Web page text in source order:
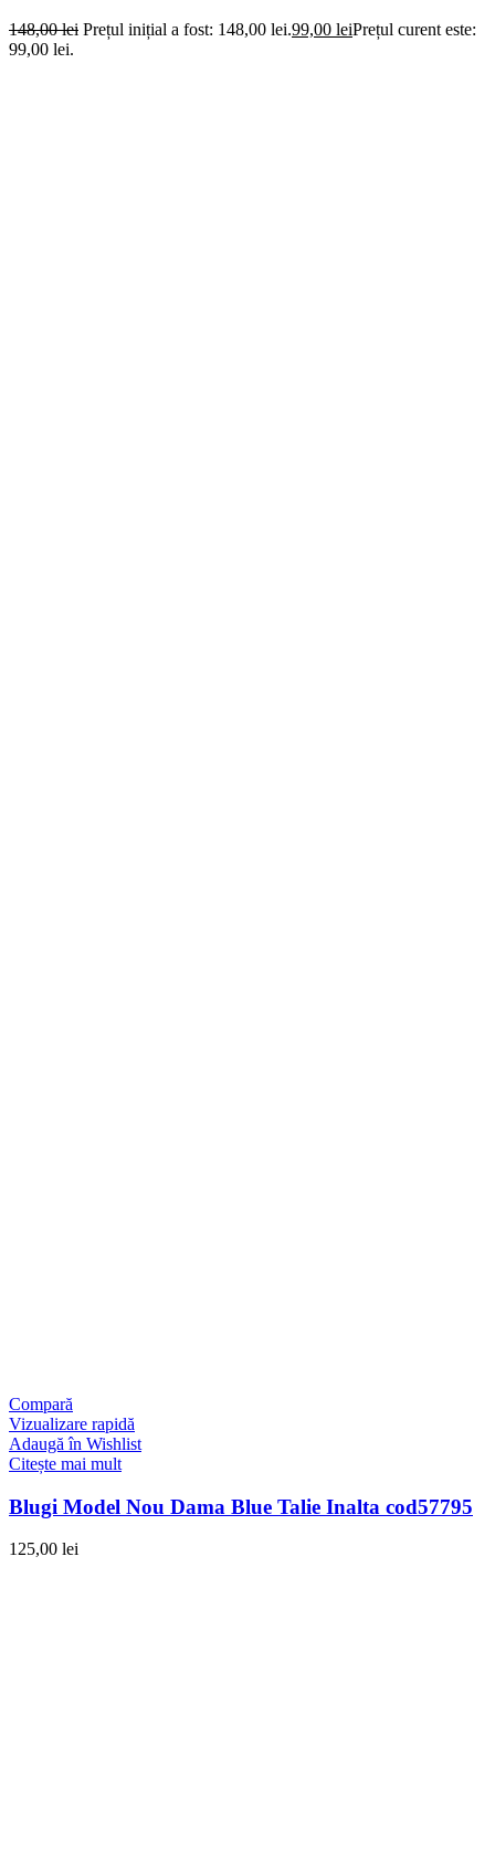
148,00lei Prețul inițial a fost: 148,00 lei.99,00 leiPrețul curent este:
99,00 lei.
Compară
Vizualizare rapidă
Adaugă în Wishlist
Citește mai mult
Blugi Model Nou Dama Blue Talie Inalta cod57795
125,00 lei